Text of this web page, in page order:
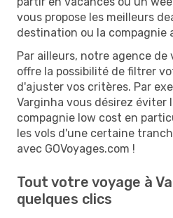
vous propose les meilleurs
destination ou la compagnie
Par ailleurs, notre agence de
offre la possibilité de filtrer
d'ajuster vos critères. Par
Varginha vous désirez éviter
compagnie low cost en
les vols d'une certaine
avec GOVoyages.com !
Tout votre voyage à
quelques clics